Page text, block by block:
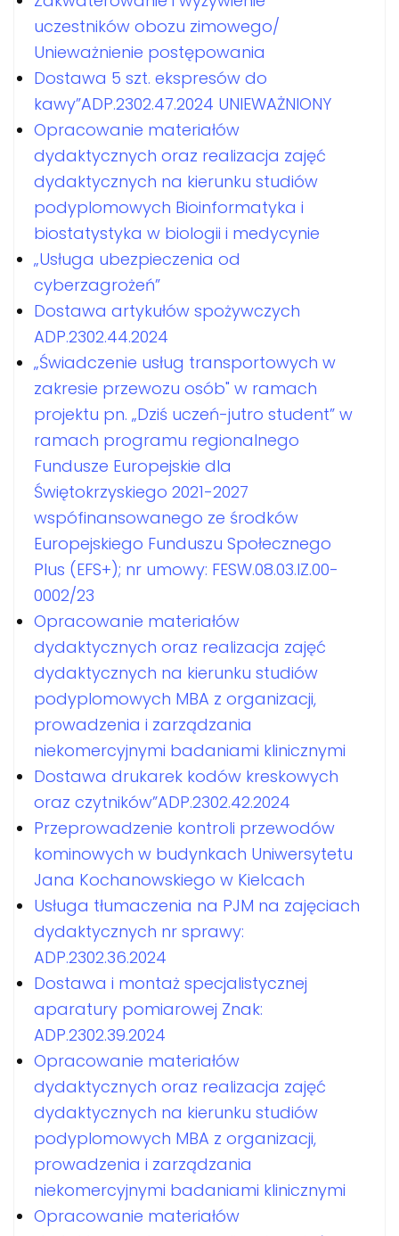
uczestników obozu zimowego/
Unieważnienie postępowania
Dostawa 5 szt. ekspresów do
kawy”ADP.2302.47.2024 UNIEWAŻNIONY
Opracowanie materiałów
dydaktycznych oraz realizacja zajęć
dydaktycznych na kierunku studiów
podyplomowych Bioinformatyka i
biostatystyka w biologii i medycynie
„Usługa ubezpieczenia od
cyberzagrożeń”
Dostawa artykułów spożywczych
ADP.2302.44.2024
„Świadczenie usług transportowych w
zakresie przewozu osób" w ramach
projektu pn. „Dziś uczeń-jutro student” w
ramach programu regionalnego
Fundusze Europejskie dla
Świętokrzyskiego 2021-2027
wspófinansowanego ze środków
Europejskiego Funduszu Społecznego
Plus (EFS+); nr umowy: FESW.08.03.IZ.00-
0002/23
Opracowanie materiałów
dydaktycznych oraz realizacja zajęć
dydaktycznych na kierunku studiów
podyplomowych MBA z organizacji,
prowadzenia i zarządzania
niekomercyjnymi badaniami klinicznymi
Dostawa drukarek kodów kreskowych
oraz czytników”ADP.2302.42.2024
Przeprowadzenie kontroli przewodów
kominowych w budynkach Uniwersytetu
Jana Kochanowskiego w Kielcach
Usługa tłumaczenia na PJM na zajęciach
dydaktycznych nr sprawy:
ADP.2302.36.2024
Dostawa i montaż specjalistycznej
aparatury pomiarowej Znak:
ADP.2302.39.2024
Opracowanie materiałów
dydaktycznych oraz realizacja zajęć
dydaktycznych na kierunku studiów
podyplomowych MBA z organizacji,
prowadzenia i zarządzania
niekomercyjnymi badaniami klinicznymi
Opracowanie materiałów